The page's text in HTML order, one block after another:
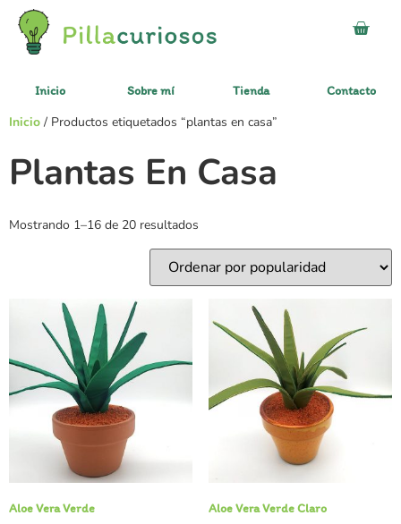
Inicio Sobre mí Tienda Contacto
Inicio / Productos etiquetados “plantas en casa”
Plantas En Casa
Mostrando 1–16 de 20 resultados
Aloe Vera Verde Aloe Vera Verde Claro